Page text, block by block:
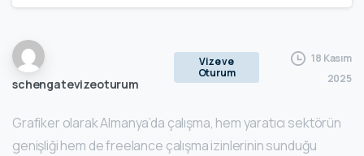
schengatevizeoturum
Vize ve
Oturum
18 Kasım
2025
Grafiker olarak Almanya’da çalışma, hem yaratıcı sektörün
genişliği hem de freelance çalışma izinlerinin sunduğu